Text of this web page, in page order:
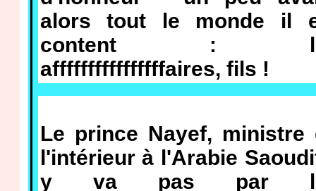
alors tout le monde il
content :
affffffffffffffffaires, fils !
Le prince Nayef, ministre
l'intérieur à l'Arabie
y va pas par